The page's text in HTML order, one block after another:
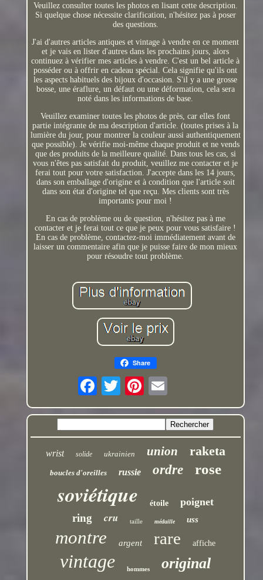
Veuillez consulter toutes les photos en lisant cette description.
Si quelque chose nécessite clarification, n'hésitez pas à poser
des questions.
J'ai d'autres articles antiques et vintage à vendre en ce moment
et je vais en lister d'autres dans les prochains jours, alors
continuez à vérifier mes articles à vendre. C'est un bel article à
posséder ou à offrir en cadeau spécial. Cela signifie qu'ils ont
les aspects habituels des bijoux d'occasion. S'il y a une grosse
bosse, une éraflure, un défaut ou une déformation, cela sera
noté dans les informations de base.
Veuillez examiner toutes les photos de près, car elles font
partie intégrante de ma description d'article. (toutes prises à la
lumière du jour, pour montrer la couleur aussi authentiquement
que possible). Je vérifie moi-même chaque produit et ne vends
que des produits de la meilleure qualité. Dans tous les cas, si
vous n'êtes pas satisfait du produit, veuillez me contacter et je
ferai tout pour votre satisfaction. J'accepte dans les 14 jours,
dans son emballage d'origine et à condition que l'article soit
dans son état d'origine tel que reçu. Mes clients sont très
importants pour moi !
En cas de problème ou de question, n'hésitez pas à me
contacter et je ferai tout ce que je peux pour vous satisfaire !
En cas de problème, contactez-moi immédiatement avant de
laisser un commentaire afin que je puisse faire de mon mieux
pour résoudre tout problème.
Share
wrist solide ukrainien union raketa
boucles d'oreilles russie ordre rose
soviétique étoile poignet
ring cru taille médaille uss
montre argent rare affiche
vintage hommes original